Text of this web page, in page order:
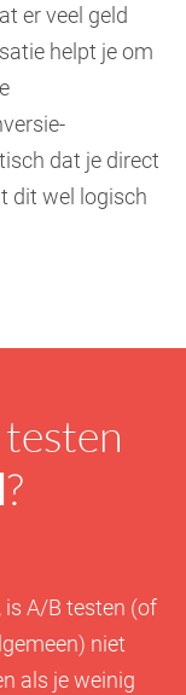
er veel geld
helpt je om
dat je direct
dit wel logisch
?
is A/B testen (of
niet
als je weinig